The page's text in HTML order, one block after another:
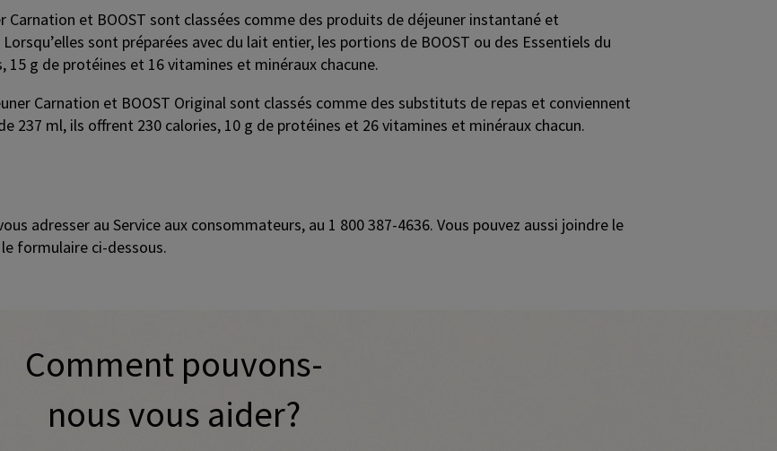
Carnation et BOOST sont classées comme des produits de déjeuner instantané et
sont préparées avec du lait entier, les portions de BOOST ou des Essentiels du
g de protéines et 16 vitamines et minéraux chacune.
Carnation et BOOST Original sont classés comme des substituts de repas et conviennent
237 ml, ils offrent 230 calories, 10 g de protéines et 26 vitamines et minéraux chacun.
adresser au Service aux consommateurs, au 1 800 387-4636. Vous pouvez aussi joindre le
formulaire ci-dessous.
and call-to-action buttons. Use tab to navigate.
Comment pouvons-
nous vous aider?